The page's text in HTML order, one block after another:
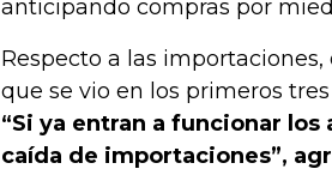
anticipando compras por
Respecto a las
que se vio en los primeros
“Si ya entran a funcionar los
caída de importaciones”,